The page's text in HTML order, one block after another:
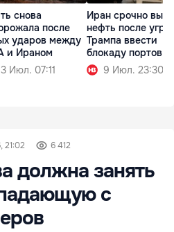
снова
после
ударов между
и Ираном
Июл. 07:11
Иран срочно
нефть после
Трампа ввести
блокаду портов
9 Июл. 23:30
21:02 6 412
должна занять
с